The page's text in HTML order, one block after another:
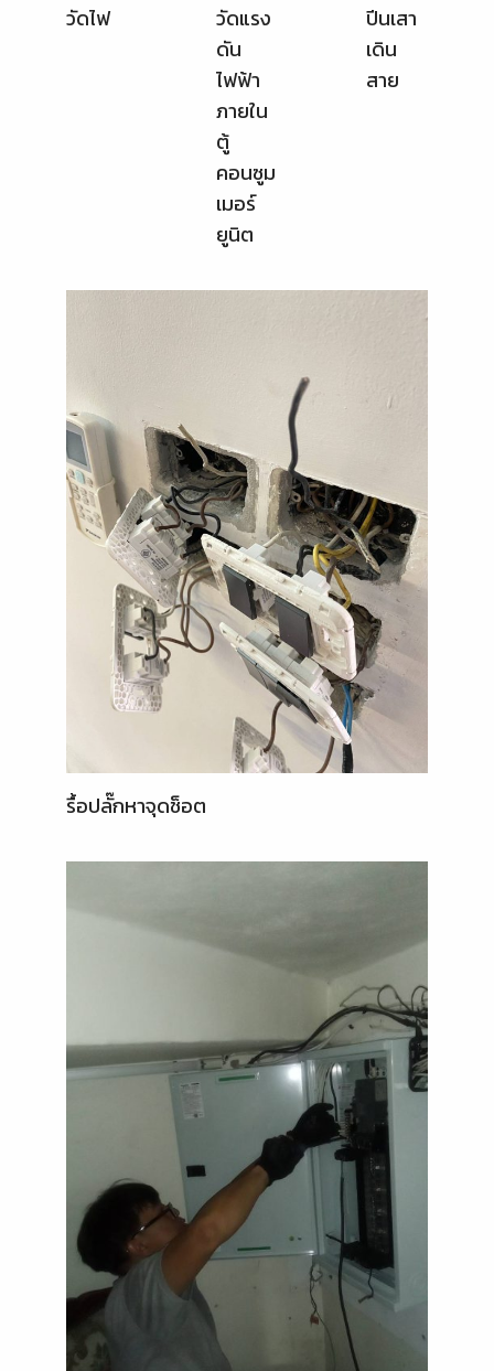
วัดไฟ
วัดแรง
ดัน
ไฟฟ้า
ภายใน
ตู้
คอนซูม
เมอร์
ยูนิต
ปีนเสา
เดิน
สาย
รื้อปลั๊กหาจุดช็อต